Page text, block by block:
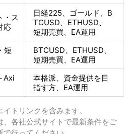
・ス
応
日経225、ゴールド、 B
TCUSD、ETHUSD、
短期売買、EA運用
短
BTCUSD、ETHUSD、
短期売買、EA運用
Axi
本格派、資金提供を目
指す方、EA運用
トリンクを含みます。
各社公式サイトで最新条件をご